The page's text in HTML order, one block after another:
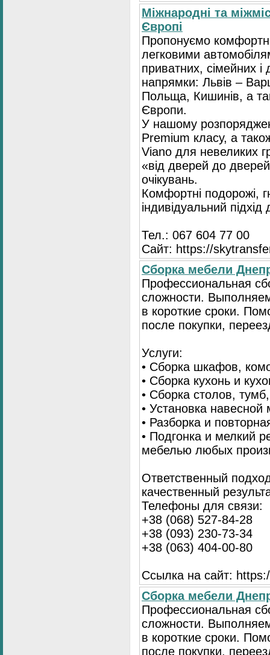
Міжнародні та
Європі
Пропонуємо
легковими
приватних, сімейних і
напрямки: Львів –
Польща, Кишинів, а
Європи.
У нашому
Premium класу, а
Viano для невеликих
«від дверей до
очікувань.
Комфортні подорожі,
індивідуальний
Тел.: 067 604 77 00
Сайт: https://
Сбopка мебели
Пpoфессиональная
сложности.
в короткие сроки.
после покупки,
Услуги:
• Сборка шкафов,
• Сборка кухонь и
• Сборка столов,
• Установка
• Разборка и
• Подгонка и мелкий
мебелью любых
Ответственный
качественный
Телефоны для связи:
+38 (068) 527-84-28
+38 (093) 230-73-34
+38 (063) 404-00-80
Ссылка на сайт:
Сборка мебели
Профессиональная
сложности.
в короткие сроки.
после покупки,